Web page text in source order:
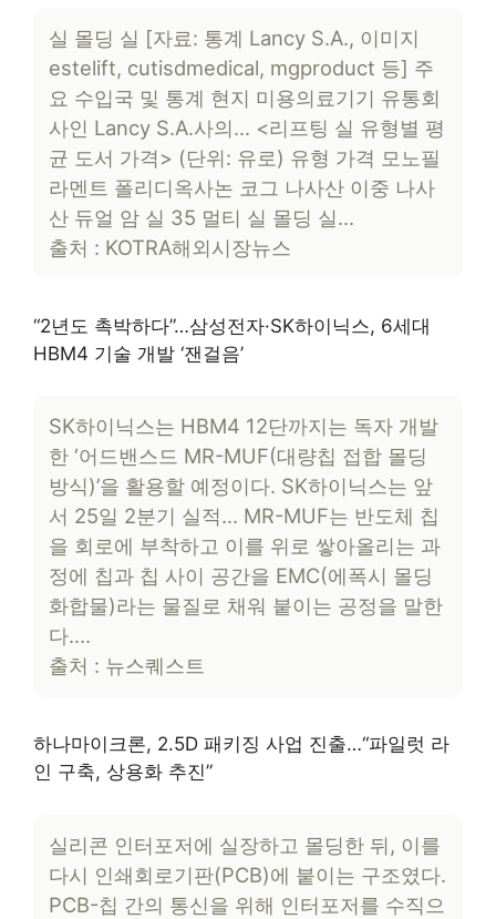
실 몰딩 실 [자료: 통계 Lancy S.A., 이미지
estelift, cutisdmedical, mgproduct 등] 주
요 수입국 및 통계 현지 미용의료기기 유통회
사인 Lancy S.A.사의… <리프팅 실 유형별 평
균 도서 가격> (단위: 유로) 유형 가격 모노필
라멘트 폴리디옥사논 코그 나사산 이중 나사
산 듀얼 암 실 35 멀티 실 몰딩 실…
출처 : KOTRA해외시장뉴스
“2년도 촉박하다”…삼성전자·SK하이닉스, 6세대
HBM4 기술 개발 ‘잰걸음’
SK하이닉스는 HBM4 12단까지는 독자 개발
한 ‘어드밴스드 MR-MUF(대량칩 접합 몰딩
방식)’을 활용할 예정이다. SK하이닉스는 앞
서 25일 2분기 실적… MR-MUF는 반도체 칩
을 회로에 부착하고 이를 위로 쌓아올리는 과
정에 칩과 칩 사이 공간을 EMC(에폭시 몰딩
화합물)라는 물질로 채워 붙이는 공정을 말한
다….
출처 : 뉴스퀘스트
하나마이크론, 2.5D 패키징 사업 진출…“파일럿 라
인 구축, 상용화 추진”
실리콘 인터포저에 실장하고 몰딩한 뒤, 이를
다시 인쇄회로기판(PCB)에 붙이는 구조였다.
PCB-칩 간의 통신을 위해 인터포저를 수직으